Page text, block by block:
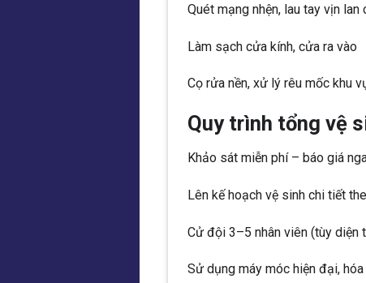
Quét mạng nhện, lau tay vịn lan
Làm sạch cửa kính, cửa ra vào
Cọ rửa nền, xử lý rêu mốc khu
Quy trình tổng vệ
Khảo sát miễn phí – báo giá
Lên kế hoạch vệ sinh chi tiết
Cử đội 3–5 nhân viên (tùy
Sử dụng máy móc hiện đại,